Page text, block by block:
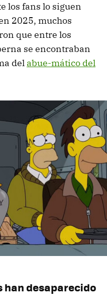
los fans lo siguen
2025, muchos
que entre los
se encontraban
del abue-mático del
han desaparecido